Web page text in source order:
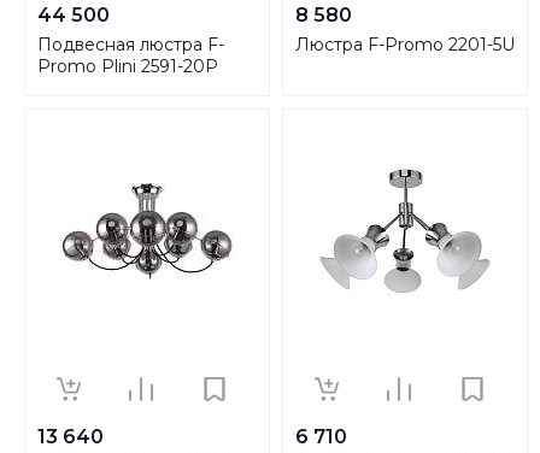
44 500
Подвесная люстра F-
Promo Plini 2591-20P
8 580
Люстра F-Promo 2201-5U
13 640 6 710